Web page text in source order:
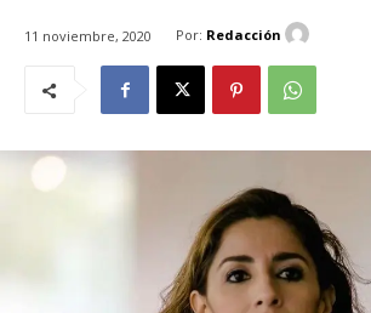
11 noviembre, 2020 Por: Redacción